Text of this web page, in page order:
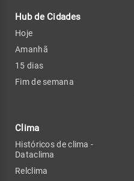
Hub de Cidades
Hoje
Amanhã
15 dias
Fim de semana
Clima
Históricos de clima -
Dataclima
Relclima